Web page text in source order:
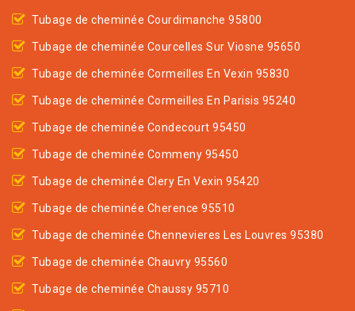
Tubage de cheminée Courdimanche 95800
Tubage de cheminée Courcelles Sur Viosne 95650
Tubage de cheminée Cormeilles En Vexin 95830
Tubage de cheminée Cormeilles En Parisis 95240
Tubage de cheminée Condecourt 95450
Tubage de cheminée Commeny 95450
Tubage de cheminée Clery En Vexin 95420
Tubage de cheminée Cherence 95510
Tubage de cheminée Chennevieres Les Louvres 95380
Tubage de cheminée Chauvry 95560
Tubage de cheminée Chaussy 95710